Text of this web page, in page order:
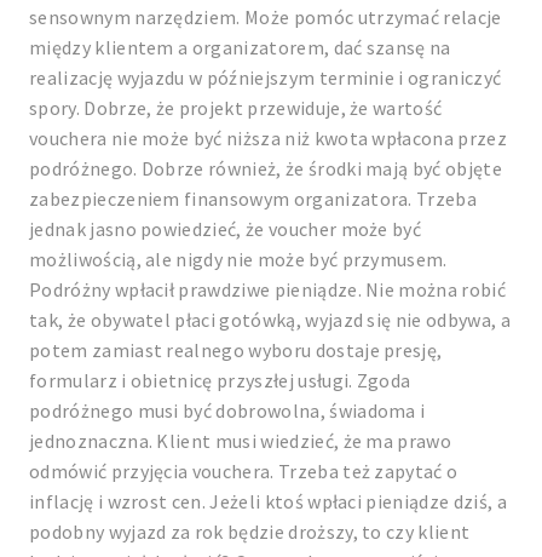
sensownym narzędziem. Może pomóc utrzymać relacje
między klientem a organizatorem, dać szansę na
realizację wyjazdu w późniejszym terminie i ograniczyć
spory. Dobrze, że projekt przewiduje, że wartość
vouchera nie może być niższa niż kwota wpłacona przez
podróżnego. Dobrze również, że środki mają być objęte
zabezpieczeniem finansowym organizatora. Trzeba
jednak jasno powiedzieć, że voucher może być
możliwością, ale nigdy nie może być przymusem.
Podróżny wpłacił prawdziwe pieniądze. Nie można robić
tak, że obywatel płaci gotówką, wyjazd się nie odbywa, a
potem zamiast realnego wyboru dostaje presję,
formularz i obietnicę przyszłej usługi. Zgoda
podróżnego musi być dobrowolna, świadoma i
jednoznaczna. Klient musi wiedzieć, że ma prawo
odmówić przyjęcia vouchera. Trzeba też zapytać o
inflację i wzrost cen. Jeżeli ktoś wpłaci pieniądze dziś, a
podobny wyjazd za rok będzie droższy, to czy klient